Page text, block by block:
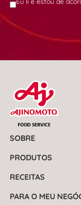
SOBRE
PRODUTOS
RECEITAS
PARA O MEU